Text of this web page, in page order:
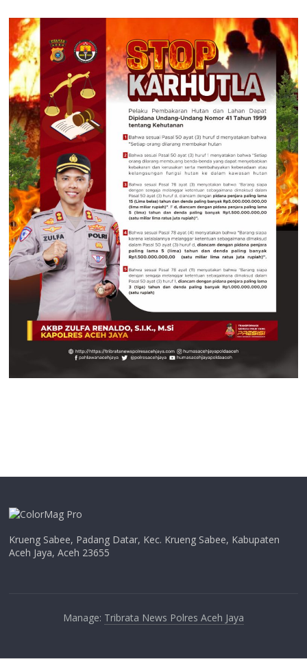
Krueng Sabee, Padang Datar, Kec. Krueng Sabee, Kabupaten
Aceh Jaya, Aceh 23655
Manage: Tribrata News Polres Aceh Jaya